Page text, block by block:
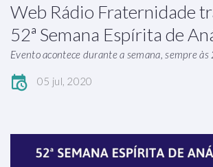
Web Rádio Fraternidade
52ª Semana Espírita de
Evento acontece durante a semana, sempre às
05 jul, 2020